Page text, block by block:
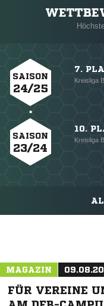
SAISON
24/25
7.
Kreisliga
SAISON
23/24
10.
Kreisliga
MAGAZIN
FÜR VEREINE